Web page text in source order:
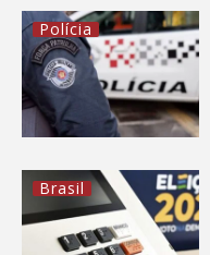
Polícia
Brasil